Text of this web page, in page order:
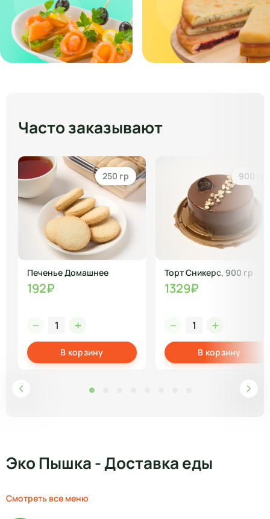
Часто заказывают
250 гр
Печенье Домашнее
192₽
В корзину
900 гр
Торт Сникерс, 900 гр
1329₽
В корзину
Эко Пышка - Доставка еды
Смотреть все меню